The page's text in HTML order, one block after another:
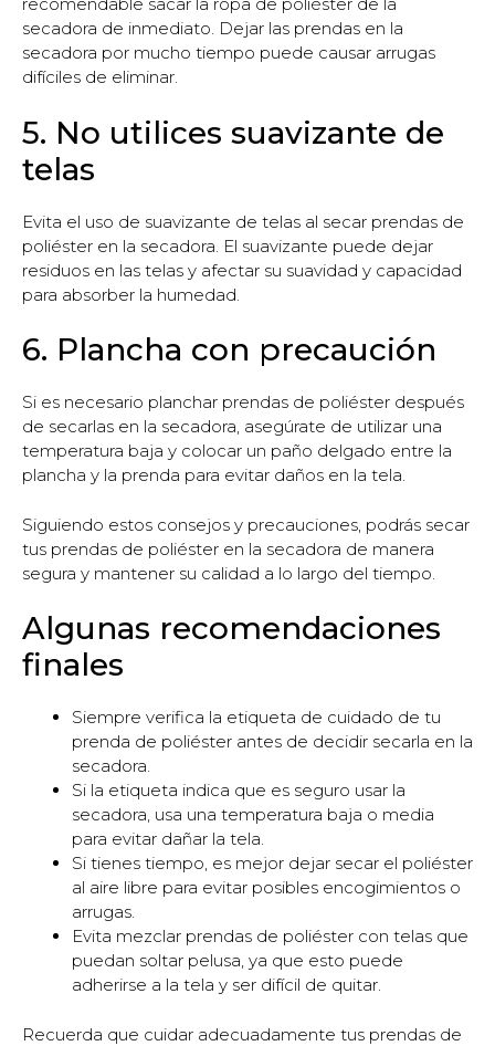
secadora de inmediato. Dejar las prendas en la
secadora por mucho tiempo puede causar arrugas
difíciles de eliminar.
5. No utilices suavizante de
telas
Evita el uso de suavizante de telas al secar prendas de
poliéster en la secadora. El suavizante puede dejar
residuos en las telas y afectar su suavidad y capacidad
para absorber la humedad.
6. Plancha con precaución
Si es necesario planchar prendas de poliéster después
de secarlas en la secadora, asegúrate de utilizar una
temperatura baja y colocar un paño delgado entre la
plancha y la prenda para evitar daños en la tela.
Siguiendo estos consejos y precauciones, podrás secar
tus prendas de poliéster en la secadora de manera
segura y mantener su calidad a lo largo del tiempo.
Algunas recomendaciones
finales
Siempre verifica la etiqueta de cuidado de tu
prenda de poliéster antes de decidir secarla en la
secadora.
Si la etiqueta indica que es seguro usar la
secadora, usa una temperatura baja o media
para evitar dañar la tela.
Si tienes tiempo, es mejor dejar secar el poliéster
al aire libre para evitar posibles encogimientos o
arrugas.
Evita mezclar prendas de poliéster con telas que
puedan soltar pelusa, ya que esto puede
adherirse a la tela y ser difícil de quitar.
Recuerda que cuidar adecuadamente tus prendas de